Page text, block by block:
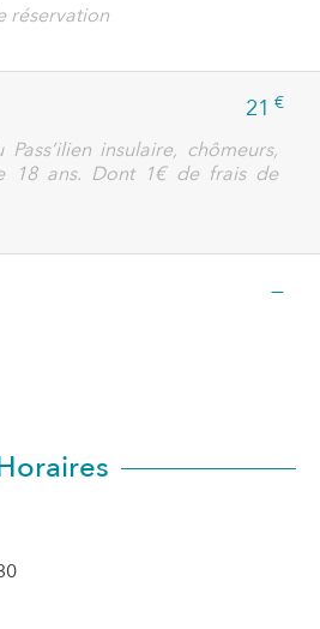
réservation
21 €
insulaire, chômeurs,
18 ans. Dont 1€ de frais de
—